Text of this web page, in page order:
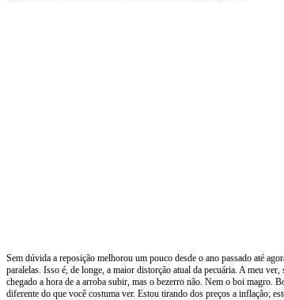
Sem dúvida a reposição melhorou um pouco desde o ano passado até
paralelas. Isso é, de longe, a maior distorção atual da pecuária. A meu
chegado a hora de a arroba subir, mas o bezerro não. Nem o boi magro.
diferente do que você costuma ver. Estou tirando dos preços a inflação;